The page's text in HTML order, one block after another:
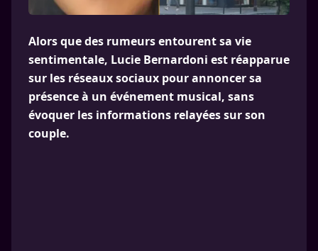
Alors que des rumeurs entourent sa vie
sentimentale, Lucie Bernardoni est réapparue
sur les réseaux sociaux pour annoncer sa
présence à un événement musical, sans
évoquer les informations relayées sur son
couple.